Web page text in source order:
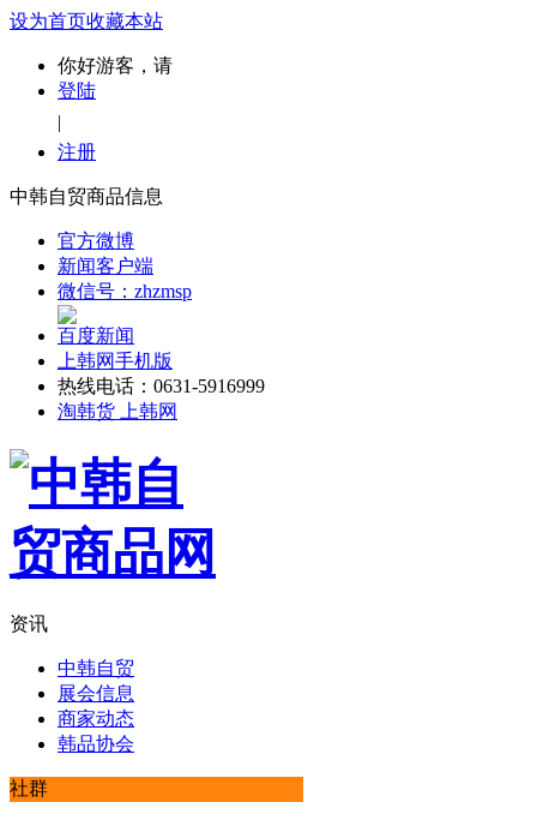
设为首页收藏本站
你好游客，请
登陆
|
注册
中韩自贸商品信息
官方微博
新闻客户端
微信号：zhzmsp
百度新闻
上韩网手机版
热线电话：0631-5916999
淘韩货 上韩网
资讯
中韩自贸
展会信息
商家动态
韩品协会
社群